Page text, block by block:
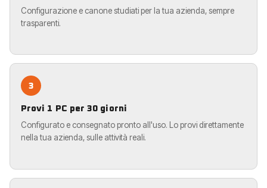
Configurazione e canone studiati per la tua azienda, sempre
trasparenti.
3
Provi 1 PC per 30 giorni
Configurato e consegnato pronto all'uso. Lo provi direttamente
nella tua azienda, sulle attività reali.